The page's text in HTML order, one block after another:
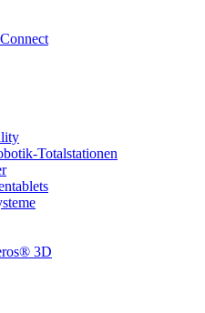
Totalstationen
3D